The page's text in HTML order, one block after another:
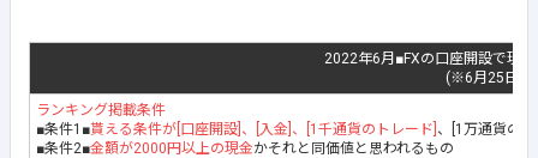
2022年6月■FXの口座開設で現
(※6月25日最
ランキング掲載条件
■条件1■貰える条件が[口座開設]、[入金]、[1千通貨のトレード] 、[1万通貨の
■条件2■金額が2000円以上の現金かそれと同価値と思われるもの